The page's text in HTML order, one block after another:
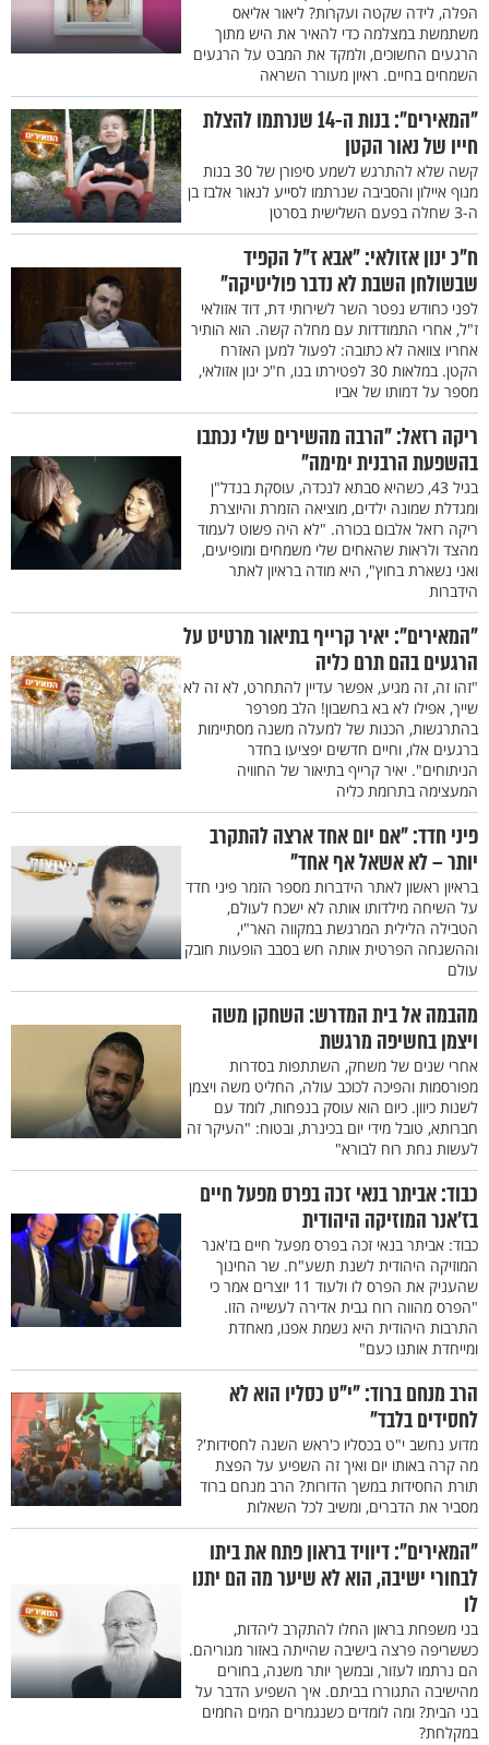
הפלה, לידה שקטה ועקרות? ליאור אליאס
משתמשת במצלמה כדי להאיר את היש מתוך
הרגעים החשוכים, ולמקד את המבט על הרגעים
השמחים בחיים. ראיון מעורר השראה
"המאירים": בנות ה-14 שנרתמו להצלת
חייו של נאור הקטן
קשה שלא להתרגש לשמע סיפורן של 30 בנות
מנוף איילון והסביבה שנרתמו לסייע לנאור אלבז בן
ה-3 שחלה בפעם השלישית בסרטן
ח"כ ינון אזולאי: "אבא ז"ל הקפיד
שבשולחן השבת לא נדבר פוליטיקה"
לפני כחודש נפטר השר לשירותי דת, דוד אזולאי
ז"ל, אחרי התמודדות עם מחלה קשה. הוא הותיר
אחריו צוואה לא כתובה: לפעול למען האזרח
הקטן. במלאות 30 לפטירתו בנו, ח"כ ינון אזולאי,
מספר על דמותו של אביו
ריקה רזאל: "הרבה מהשירים שלי נכתבו
בהשפעת הרבנית ימימה"
בגיל 43, כשהיא סבתא לנכדה, עוסקת בנדל"ן
ומגדלת שמונה ילדים, מוציאה הזמרת והיוצרת
ריקה רזאל אלבום בכורה. "לא היה פשוט לעמוד
מהצד ולראות שהאחים שלי משמחים ומופיעים,
ואני נשארת בחוץ", היא מודה בראיון לאתר
הידברות
"המאירים": יאיר קרייף בתיאור מרטיט על
הרגעים בהם תרם כליה
"זהו זה, זה מגיע, אפשר עדיין להתחרט, לא זה לא
שייך, אפילו לא בא בחשבון! הלב מפרפר
בהתרגשות, הכנות של למעלה משנה מסתיימות
ברגעים אלו, וחיים חדשים יפציעו בחדר
הניתוחים". יאיר קרייף בתיאור של החוויה
המעצימה בתרומת כליה
פיני חדד: "אם יום אחד ארצה להתקרב
יותר – לא אשאל אף אחד"
בראיון ראשון לאתר הידברות מספר הזמר פיני חדד
על השיחה מילדותו אותה לא ישכח לעולם,
הטבילה הלילית המרגשת במקווה האר"י,
וההשגחה הפרטית אותה חש בסבב הופעות חובק
עולם
מהבמה אל בית המדרש: השחקן משה
ויצמן בחשיפה מרגשת
אחרי שנים של משחק, השתתפות בסדרות
מפורסמות והפיכה לכוכב עולה, החליט משה ויצמן
לשנות כיוון. כיום הוא עוסק בנפחות, לומד עם
חברותא, טובל מידי יום בכינרת, ובטוח: "העיקר זה
לעשות נחת רוח לבורא"
כבוד: אביתר בנאי זכה בפרס מפעל חיים
בז’אנר המוזיקה היהודית
כבוד: אביתר בנאי זכה בפרס מפעל חיים בז'אנר
המוזיקה היהודית לשנת תשע"ח. שר החינוך
שהעניק את הפרס לו ולעוד 11 יוצרים אמר כי
"הפרס מהווה רוח גבית אדירה לעשייה הזו.
התרבות היהודית היא נשמת אפנו, מאחדת
ומייחדת אותנו כעם"
הרב מנחם ברוד: "י"ט כסליו הוא לא
לחסידים בלבד"
מדוע נחשב י"ט בכסליו כ'ראש השנה לחסידות'?
מה קרה באותו יום ואיך זה השפיע על הפצת
תורת החסידות במשך הדורות? הרב מנחם ברוד
מסביר את הדברים, ומשיב לכל השאלות
"המאירים": דיוויד בראון פתח את ביתו
לבחורי ישיבה, הוא לא שיער מה הם יתנו
לו
בני משפחת בראון החלו להתקרב ליהדות,
כששריפה פרצה בישיבה שהייתה באזור מגוריהם.
הם נרתמו לעזור, ובמשך יותר משנה, בחורים
מהישיבה התגוררו בביתם. איך השפיע הדבר על
בני הבית? ומה לומדים כשנגמרים המים החמים
במקלחת?